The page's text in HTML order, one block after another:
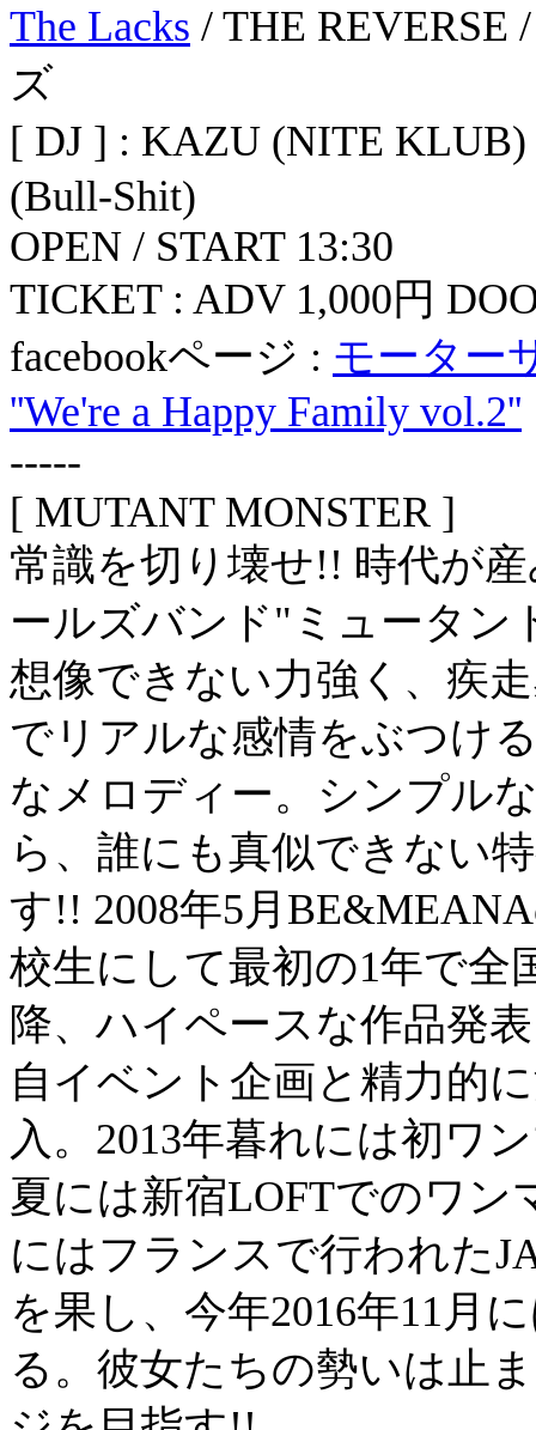
The Lacks / THE
ズ
[ DJ ] : KAZU (NITE
(Bull-Shit)
OPEN / START 13:30
TICKET : ADV 1,000円
facebookページ : モーター
''We're a Happy Family vol.2''
-----
[ MUTANT MONSTER ]
常識を切り壊せ!! 時代が
ールズバンド"ミュータン
想像できない力強く、疾
でリアルな感情をぶつけ
なメロディー。シンプル
ら、誰にも真似できない
す!! 2008年5月
校生にして最初の1年で全
降、ハイペースな作品発
自イベント企画と精力的
入。2013年暮れには初ワ
夏には新宿LOFTでのワン
にはフランスで行われた
を果し、今年2016年11月
る。彼女たちの勢いは止